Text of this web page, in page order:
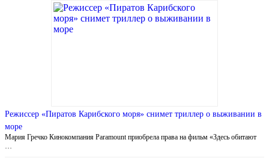
Режиссер «Пиратов Карибского моря» снимет триллер о выживании в
море
Мария Гречко Кинокомпания Paramount приобрела права на фильм «Здесь обитают
…